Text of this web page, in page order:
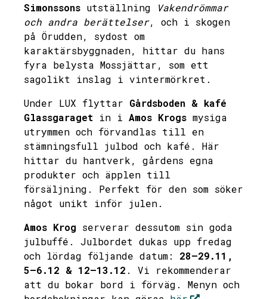
Simonssons utställning
Vakendrömmar
och andra berättelser, och i skogen
på Örudden, sydost om
karaktärsbyggnaden, hittar du hans
fyra belysta Mossjättar, som ett
sagolikt inslag i vintermörkret.
Under LUX flyttar Gårdsboden & kafé
Glassgaraget in i Amos Krogs mysiga
utrymmen och förvandlas till en
stämningsfull julbod och kafé. Här
hittar du hantverk, gårdens egna
produkter och äpplen till
försäljning. Perfekt för den som söker
något unikt inför julen.
Amos Krog serverar dessutom sin goda
julbuffé. Julbordet dukas upp fredag
och lördag följande datum: 28–29.11,
5–6.12 & 12–13.12 . Vi rekommenderar
att du bokar bord i förväg. Menyn och